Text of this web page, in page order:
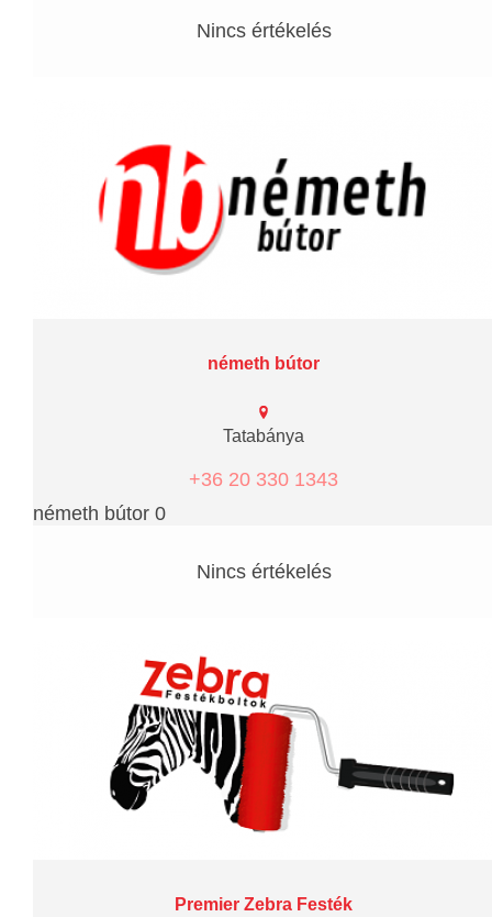
Nincs értékelés
németh bútor
Tatabánya
+36 20 330 1343
németh bútor 0
Nincs értékelés
Premier Zebra Festék